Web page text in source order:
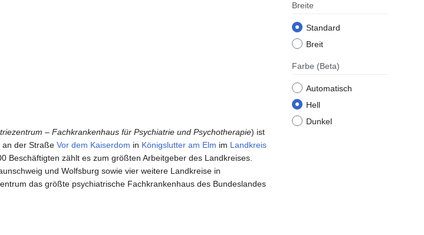
Breite
Standard
Breit
Farbe (Beta)
Automatisch
Hell
Dunkel
– Fachkrankenhaus für Psychiatrie und Psychotherapie) ist
an der Straße Vor dem Kaiserdom in Königslutter am Elm im Landkreis
Beschäftigten zählt es zum größten Arbeitgeber des Landkreises.
und Wolfsburg sowie vier weitere Landkreise in
das größte psychiatrische Fachkrankenhaus des Bundeslandes